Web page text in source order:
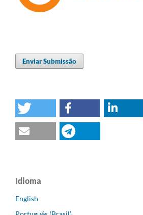
Enviar Submissão
Idioma
English